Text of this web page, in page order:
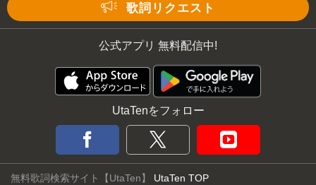
歌詞リクエスト
公式アプリ 無料配信中!
UtaTenをフォロー
無料歌詞検索サイト【UtaTen】 UtaTen TOP